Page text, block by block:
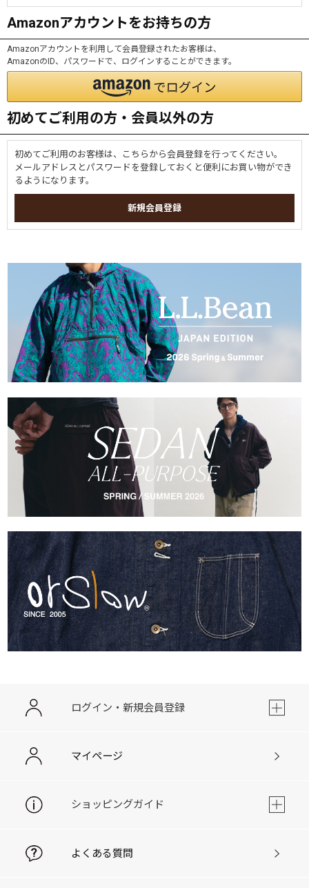
Amazonアカウントをお持ちの方
Amazonアカウントを利用して会員登録されたお客様は、
AmazonのID、パスワードで、ログインすることができます。
初めてご利用の方・会員以外の方
初めてご利用のお客様は、こちらから会員登録を行ってください。
メールアドレスとパスワードを登録しておくと便利にお買い物ができ
るようになります。
ログイン・新規会員登録
マイページ
ショッピングガイド
よくある質問